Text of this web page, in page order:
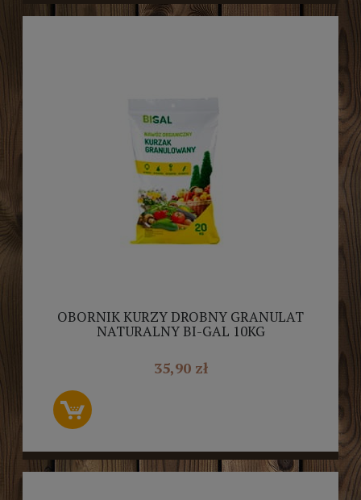
OBORNIK KURZY DROBNY GRANULAT
NATURALNY BI-GAL 10KG
35,90 zł